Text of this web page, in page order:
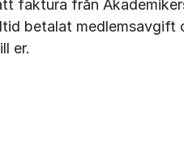
faktura från
betalat medlemsavgift
er.